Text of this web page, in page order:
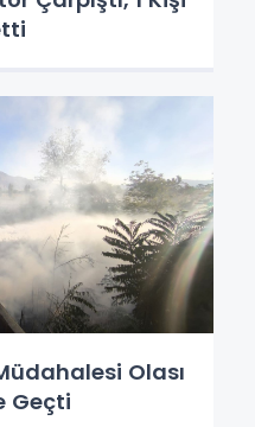
Olası
Geçti